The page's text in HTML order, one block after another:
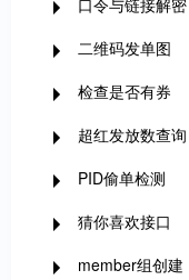
口令与链接解密
二维码发单图
检查是否有券
超红发放数查询
PID偷单检测
猜你喜欢接口
member组创建